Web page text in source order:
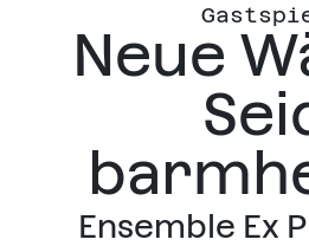
Neue
Ensemble Ex